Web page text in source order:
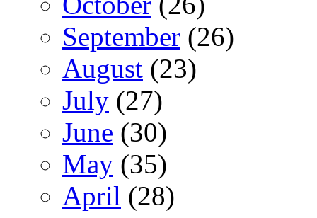
September (26)
August (23)
July (27)
June (30)
May (35)
April (28)